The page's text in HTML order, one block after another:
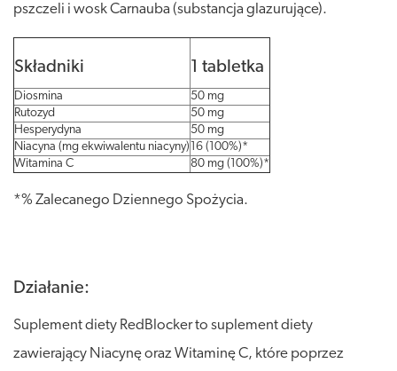
pszczeli i wosk Carnauba (substancja glazurujące).
Składniki 1 tabletka
Diosmina
50 mg
Rutozyd
50 mg
Hesperydyna
50 mg
Niacyna (mg ekwiwalentu niacyny)16 (100%)*
Witamina C
80 mg (100%)*
*% Zalecanego Dziennego Spożycia.
Działanie:
Suplement diety RedBlocker to suplement diety
zawierający Niacynę oraz Witaminę C, które poprzez